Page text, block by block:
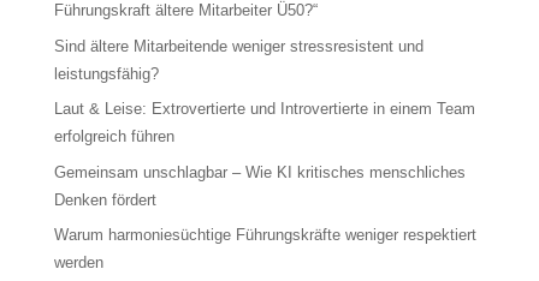
Führungskraft ältere Mitarbeiter Ü50?“
Sind ältere Mitarbeitende weniger stressresistent und
leistungsfähig?
Laut & Leise: Extrovertierte und Introvertierte in einem Team
erfolgreich führen
Gemeinsam unschlagbar – Wie KI kritisches menschliches
Denken fördert
Warum harmoniesüchtige Führungskräfte weniger respektiert
werden